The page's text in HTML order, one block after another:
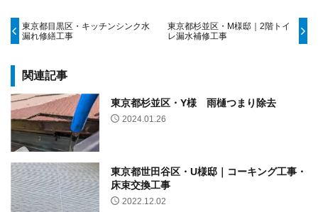
東京都目黒区・キッチンシンク水
漏れ修繕工事
東京都杉並区・M様邸｜2階トイ
レ漏水補修工事
関連記事
東京都杉並区・Y様 雨樋つまり除去
2024.01.26
東京都世田谷区・U様邸｜コーキング工事・
床束交換工事
2022.12.02